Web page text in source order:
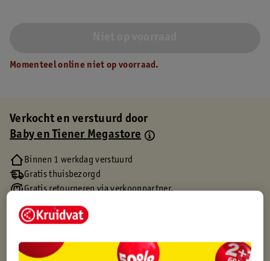
Momenteel online niet op voorraad.
Verkocht en verstuurd door
Baby en Tiener Megastore
Binnen 1 werkdag verstuurd
Gratis thuisbezorgd
Gratis retourneren via verkooppartner.
Gratis punten met je Kruidvat kaart